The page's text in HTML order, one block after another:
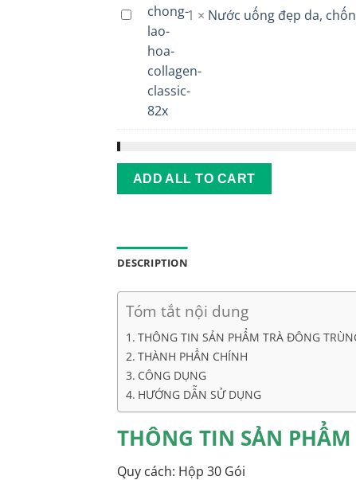
kéo
Nước
uống
chống
Classic
82X
1 × Nước uống đẹp da,
ADD ALL TO CART
DESCRIPTION
Tóm tắt nội dung
THÔNG TIN SẢN PHẨM TRÀ ĐÔNG
THÀNH PHẦN CHÍNH
CÔNG DỤNG
HƯỚNG DẪN SỬ DỤNG
THÔNG TIN SẢN
Quy cách: Hộp 30 Gói